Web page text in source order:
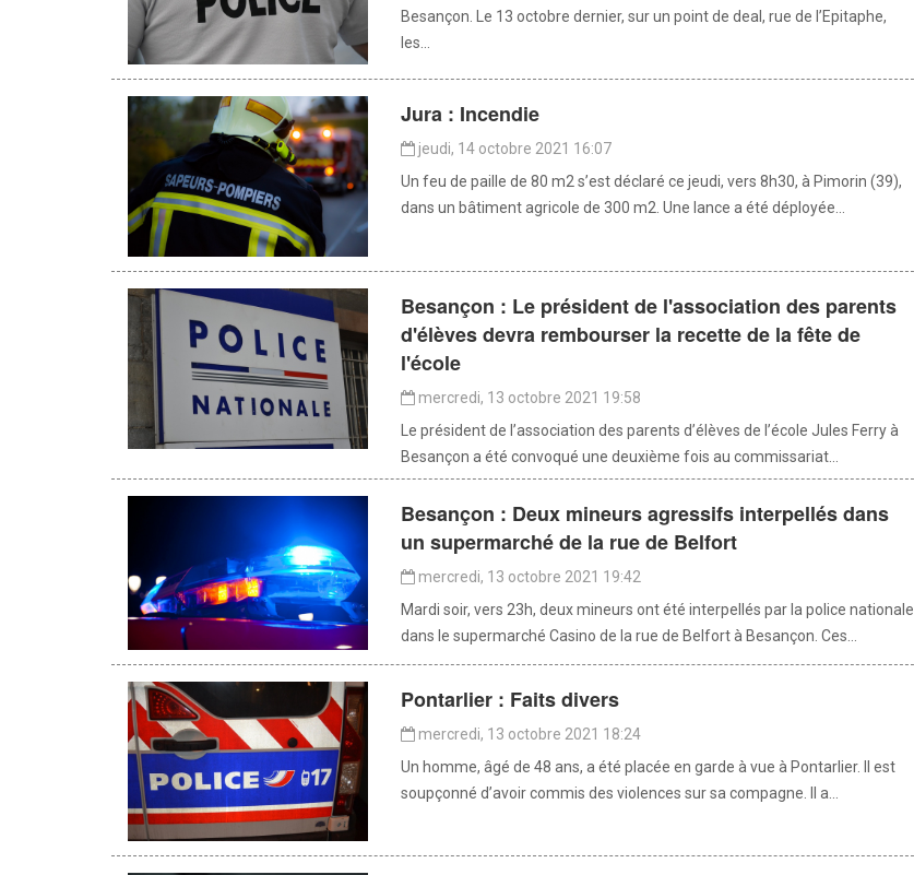
Besançon. Le 13 octobre dernier, sur un point de deal, rue de l’Epitaphe,
les...
Jura : Incendie
jeudi, 14 octobre 2021 16:07
Un feu de paille de 80 m2 s’est déclaré ce jeudi, vers 8h30, à Pimorin (39),
dans un bâtiment agricole de 300 m2. Une lance a été déployée...
Besançon : Le président de l'association des parents
d'élèves devra rembourser la recette de la fête de
l'école
mercredi, 13 octobre 2021 19:58
Le président de l’association des parents d’élèves de l’école Jules Ferry à
Besançon a été convoqué une deuxième fois au commissariat...
Besançon : Deux mineurs agressifs interpellés dans
un supermarché de la rue de Belfort
mercredi, 13 octobre 2021 19:42
Mardi soir, vers 23h, deux mineurs ont été interpellés par la police nationale
dans le supermarché Casino de la rue de Belfort à Besançon. Ces...
Pontarlier : Faits divers
mercredi, 13 octobre 2021 18:24
Un homme, âgé de 48 ans, a été placée en garde à vue à Pontarlier. Il est
soupçonné d’avoir commis des violences sur sa compagne. Il a...